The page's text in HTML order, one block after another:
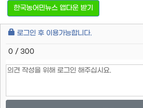
한국농어민뉴스 앱다운 받기
로그인 후 이용가능합니다.
0 / 300